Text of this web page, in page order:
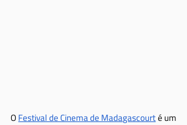
O Festival de Cinema de Madagascourt é um